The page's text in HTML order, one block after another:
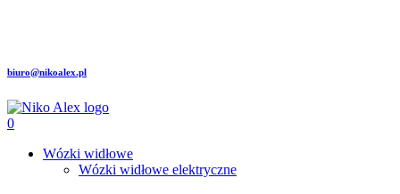
biuro@nikoalex.pl
0
Wózki widłowe
Wózki widłowe elektryczne